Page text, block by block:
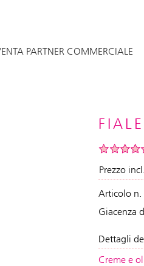
PARTNER COMMERCIALE
Prezzo
Articolo n.
Giacenza
Dettagli
Creme e